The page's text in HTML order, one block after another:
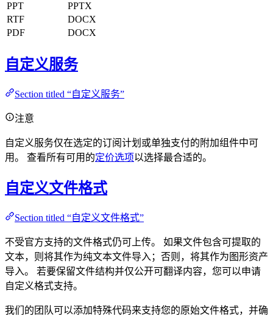
PPT
PPTX
RTF
DOCX
PDF
DOCX
自定义服务
Section titled “自定义服务”
注意
自定义服务仅在选定的订阅计划或单独支付的附加组件中可
用。 查看所有可用的定价选项以选择最合适的。
自定义文件格式
Section titled “自定义文件格式”
不受官方支持的文件格式仍可上传。 如果文件包含可提取的
文本，则将其作为纯文本文件导入；否则，将其作为图形资产
导入。 若要保留文件结构并仅公开可翻译内容，您可以申请
自定义格式支持。
我们的团队可以添加特殊代码来支持您的原始文件格式，并确